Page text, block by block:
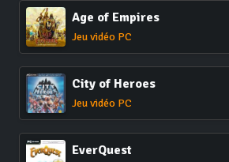
Age of Empires
Jeu vidéo PC
City of Heroes
Jeu vidéo PC
EverQuest